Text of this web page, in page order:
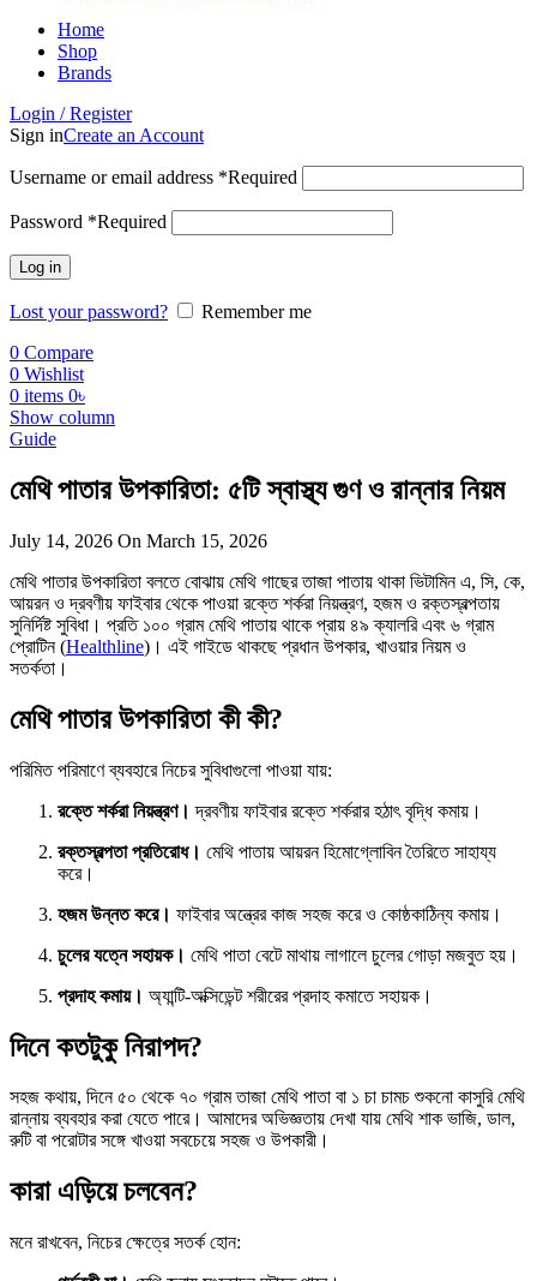
Home
Shop
Brands
Login / Register
Sign inCreate an Account
Username or email address *Required
Password *Required
Log in
Lost your password?
Remember me
0 Compare
0 Wishlist
0 items 0৳
Show column
Guide
মেথি পাতার উপকারিতা: ৫টি স্বাস্থ্য গুণ ও রান্নার নিয়ম
July 14, 2026 On March 15, 2026
মেথি পাতার উপকারিতা বলতে বোঝায় মেথি গাছের তাজা পাতায় থাকা ভিটামিন এ, সি, কে,
আয়রন ও দ্রবণীয় ফাইবার থেকে পাওয়া রক্তে শর্করা নিয়ন্ত্রণ, হজম ও রক্তস্বল্পতায়
সুনির্দিষ্ট সুবিধা। প্রতি ১০০ গ্রাম মেথি পাতায় থাকে প্রায় ৪৯ ক্যালরি এবং ৬ গ্রাম
প্রোটিন (Healthline)। এই গাইডে থাকছে প্রধান উপকার, খাওয়ার নিয়ম ও
সতর্কতা।
মেথি পাতার উপকারিতা কী কী?
পরিমিত পরিমাণে ব্যবহারে নিচের সুবিধাগুলো পাওয়া যায়:
রক্তে শর্করা নিয়ন্ত্রণ। দ্রবণীয় ফাইবার রক্তে শর্করার হঠাৎ বৃদ্ধি কমায়।
রক্তস্বল্পতা প্রতিরোধ। মেথি পাতায় আয়রন হিমোগ্লোবিন তৈরিতে সাহায্য
করে।
হজম উন্নত করে। ফাইবার অন্ত্রের কাজ সহজ করে ও কোষ্ঠকাঠিন্য কমায়।
চুলের যত্নে সহায়ক। মেথি পাতা বেটে মাথায় লাগালে চুলের গোড়া মজবুত হয়।
প্রদাহ কমায়। অ্যান্টি-অক্সিডেন্ট শরীরের প্রদাহ কমাতে সহায়ক।
দিনে কতটুকু নিরাপদ?
সহজ কথায়, দিনে ৫০ থেকে ৭০ গ্রাম তাজা মেথি পাতা বা ১ চা চামচ শুকনো কাসুরি মেথি
রান্নায় ব্যবহার করা যেতে পারে। আমাদের অভিজ্ঞতায় দেখা যায় মেথি শাক ভাজি, ডাল,
রুটি বা পরোটার সঙ্গে খাওয়া সবচেয়ে সহজ ও উপকারী।
কারা এড়িয়ে চলবেন?
মনে রাখবেন, নিচের ক্ষেত্রে সতর্ক হোন: